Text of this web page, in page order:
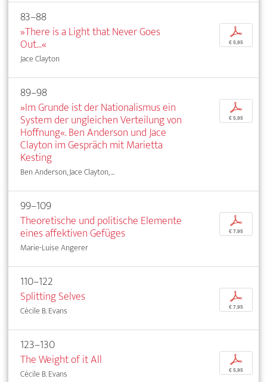
83–88
»There is a Light that Never Goes
Out...«
Jace Clayton
p
€ 5,95
89–98
»Im Grunde ist der Nationalismus ein
System der ungleichen Verteilung von
Hoffnung«. Ben Anderson und Jace
Clayton im Gespräch mit Marietta
Kesting
Ben Anderson, Jace Clayton, ...
p
€ 5,95
99–109
Theoretische und politische Elemente
eines affektiven Gefüges
Marie-Luise Angerer
p
€ 7,95
110–122
Splitting Selves
Cécile B. Evans
p
€ 7,95
123–130
The Weight of it All
Cécile B. Evans
p
€ 5,95